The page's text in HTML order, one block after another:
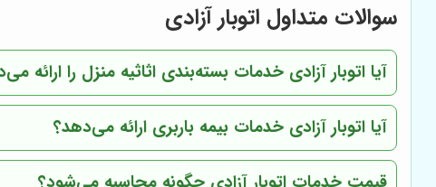
سوالات متداول اتوبار آزادی
آیا اتوبار آزادی خدمات بسته‌بندی اثاثیه منزل را ارائه
آیا اتوبار آزادی خدمات بیمه باربری ارائه می‌دهد؟